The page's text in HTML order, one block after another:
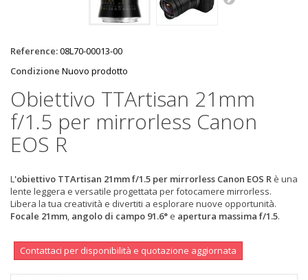
Reference:08L70-00013-00
Condizione Nuovo prodotto
Obiettivo TTArtisan 21mm
f/1.5 per mirrorless Canon
EOS R
L'obiettivo TTArtisan 21mm f/1.5 per mirrorless Canon EOS R è una
lente leggera e versatile progettata per fotocamere mirrorless.
Libera la tua creatività e divertiti a esplorare nuove opportunità.
Focale 21mm, angolo di campo 91.6° e apertura massima f/1.5.
Contattaci per disponibilità e quotazione aggiornata